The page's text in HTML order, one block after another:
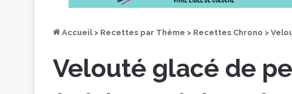
Accueil > Recettes par Thème > Recettes Chrono >
Velouté glacé de